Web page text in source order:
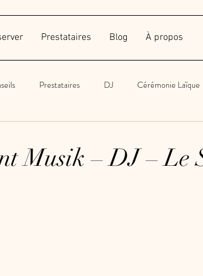
Prestataires Blog À propos
Prestataires DJ Cérémonie Laïque
Musik – DJ – Le